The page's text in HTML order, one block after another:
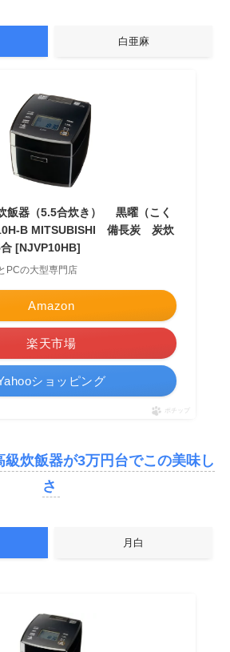
白亜麻
飯器（5.5合炊き） 黒曜（こく
B MITSUBISHI 備長炭 炭炊
[NJVP10HB]
PCの大型専門店
Amazon
楽天市場
ショッピング
ポチップ
級炊飯器が3万円台でこの美味し
さ
月白